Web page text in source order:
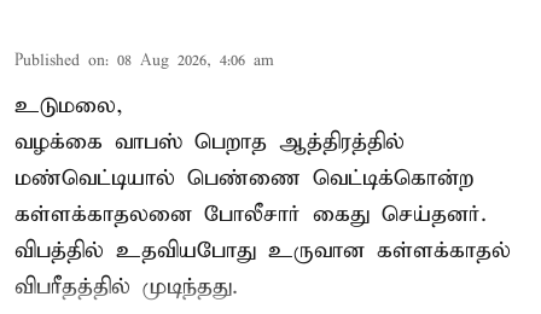
Published on: 08 Aug 2026, 4:06 am
உடுமலை,
வழக்கை வாபஸ் பெறாத ஆத்திரத்தில்
மண்வெட்டியால் பெண்ணை வெட்டிக்கொன்ற
கள்ளக்காதலனை போலீசார் கைது செய்தனர்.
விபத்தில் உதவியபோது உருவான கள்ளக்காதல்
விபரீதத்தில் முடிந்தது.